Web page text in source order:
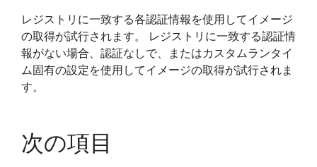
レジストリに一致する各認証情報を使用してイメージ
の取得が試行されます。 レジストリに一致する認証情
報がない場合、認証なしで、またはカスタムランタイ
ム固有の設定を使用してイメージの取得が試行されま
す。
次の項目